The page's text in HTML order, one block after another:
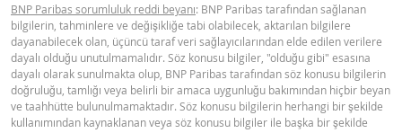
BNP Paribas sorumluluk reddi beyanı: BNP Paribas tarafından sağlanan
bilgilerin, tahminlere ve değişikliğe tabi olabilecek, aktarılan bilgilere
dayanabilecek olan, üçüncü taraf veri sağlayıcılarından elde edilen verilere
dayalı olduğu unutulmamalıdır. Söz konusu bilgiler, "olduğu gibi" esasına
dayalı olarak sunulmakta olup, BNP Paribas tarafından söz konusu bilgilerin
doğruluğu, tamlığı veya belirli bir amaca uygunluğu bakımından hiçbir beyan
ve taahhütte bulunulmamaktadır. Söz konusu bilgilerin herhangi bir şekilde
kullanımından kaynaklanan veya söz konusu bilgiler ile başka bir şekilde